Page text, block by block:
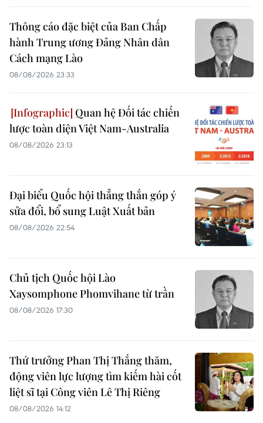
Thông cáo đặc biệt của Ban Chấp
hành Trung ương Đảng Nhân dân
Cách mạng Lào
08/08/2026 23:33
Quan hệ Đối tác chiến
lược toàn diện Việt Nam-Australia
08/08/2026 23:13
Đại biểu Quốc hội thẳng thắn góp ý
sửa đổi, bổ sung Luật Xuất bản
08/08/2026 22:54
Chủ tịch Quốc hội Lào
Xaysomphone Phomvihane từ trần
08/08/2026 17:30
Thứ trưởng Phan Thị Thắng thăm,
động viên lực lượng tìm kiếm hài cốt
liệt sĩ tại Công viên Lê Thị Riêng
08/08/2026 14:12